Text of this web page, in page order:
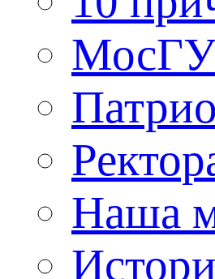
МосГУ
Наша